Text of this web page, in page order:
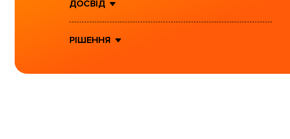
ДОСВІД
РІШЕННЯ